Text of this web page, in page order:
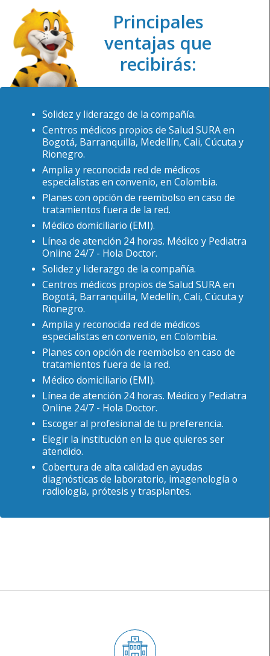
Principales
ventajas que
recibirás:
Solidez y liderazgo de la compañía.
Centros médicos propios de Salud SURA en
Bogotá, Barranquilla, Medellín, Cali, Cúcuta y
Rionegro.
Amplia y reconocida red de médicos
especialistas en convenio, en Colombia.
Planes con opción de reembolso en caso de
tratamientos fuera de la red.
Médico domiciliario (EMI).
Línea de atención 24 horas. Médico y Pediatra
Online 24/7 - Hola Doctor.
Solidez y liderazgo de la compañía.
Centros médicos propios de Salud SURA en
Bogotá, Barranquilla, Medellín, Cali, Cúcuta y
Rionegro.
Amplia y reconocida red de médicos
especialistas en convenio, en Colombia.
Planes con opción de reembolso en caso de
tratamientos fuera de la red.
Médico domiciliario (EMI).
Línea de atención 24 horas. Médico y Pediatra
Online 24/7 - Hola Doctor.
Escoger al profesional de tu preferencia.
Elegir la institución en la que quieres ser
atendido.
Cobertura de alta calidad en ayudas
diagnósticas de laboratorio, imagenología o
radiología, prótesis y trasplantes.